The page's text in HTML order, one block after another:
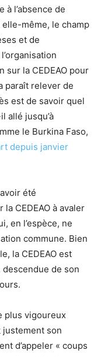
à l’absence de
elle-même, le champ
et de
la CEDEAO pour
paraît relever de
est de savoir quel
allé jusqu’à
le Burkina Faso,
depuis janvier
été
CEDEAO à avaler
en l’espèce, ne
commune. Bien
la CEDEAO est
de son
plus vigoureux
justement son
d’appeler « coups